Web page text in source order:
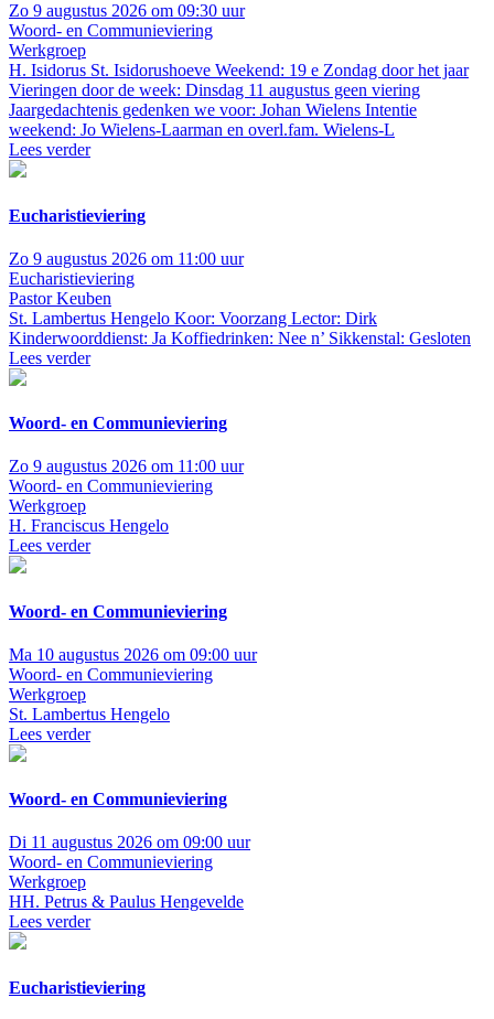
Zo 9 augustus 2026 om 09:30 uur
Woord- en Communieviering
Werkgroep
H. Isidorus St. Isidorushoeve Weekend: 19 e Zondag door het jaar
Vieringen door de week: Dinsdag 11 augustus geen viering
Jaargedachtenis gedenken we voor: Johan Wielens Intentie
weekend: Jo Wielens-Laarman en overl.fam. Wielens-L
Lees verder
Eucharistieviering
Zo 9 augustus 2026 om 11:00 uur
Eucharistieviering
Pastor Keuben
St. Lambertus Hengelo Koor: Voorzang Lector: Dirk
Kinderwoorddienst: Ja Koffiedrinken: Nee n’ Sikkenstal: Gesloten
Lees verder
Woord- en Communieviering
Zo 9 augustus 2026 om 11:00 uur
Woord- en Communieviering
Werkgroep
H. Franciscus Hengelo
Lees verder
Woord- en Communieviering
Ma 10 augustus 2026 om 09:00 uur
Woord- en Communieviering
Werkgroep
St. Lambertus Hengelo
Lees verder
Woord- en Communieviering
Di 11 augustus 2026 om 09:00 uur
Woord- en Communieviering
Werkgroep
HH. Petrus & Paulus Hengevelde
Lees verder
Eucharistieviering